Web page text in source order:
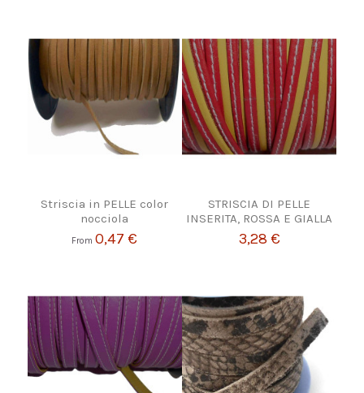
Striscia in PELLE color
nocciola
From0,47 €
STRISCIA DI PELLE
INSERITA, ROSSA E GIALLA
3,28 €